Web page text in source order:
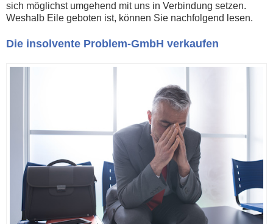
sich möglichst umgehend mit uns in Verbindung setzen.
Weshalb Eile geboten ist, können Sie nachfolgend lesen.
Die insolvente Problem-GmbH verkaufen